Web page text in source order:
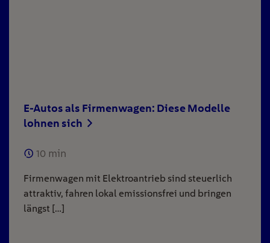
E-Autos als Firmenwagen: Diese Modelle
lohnen sich
10 min
Firmenwagen mit Elektroantrieb sind steuerlich
attraktiv, fahren lokal emissionsfrei und bringen
längst […]